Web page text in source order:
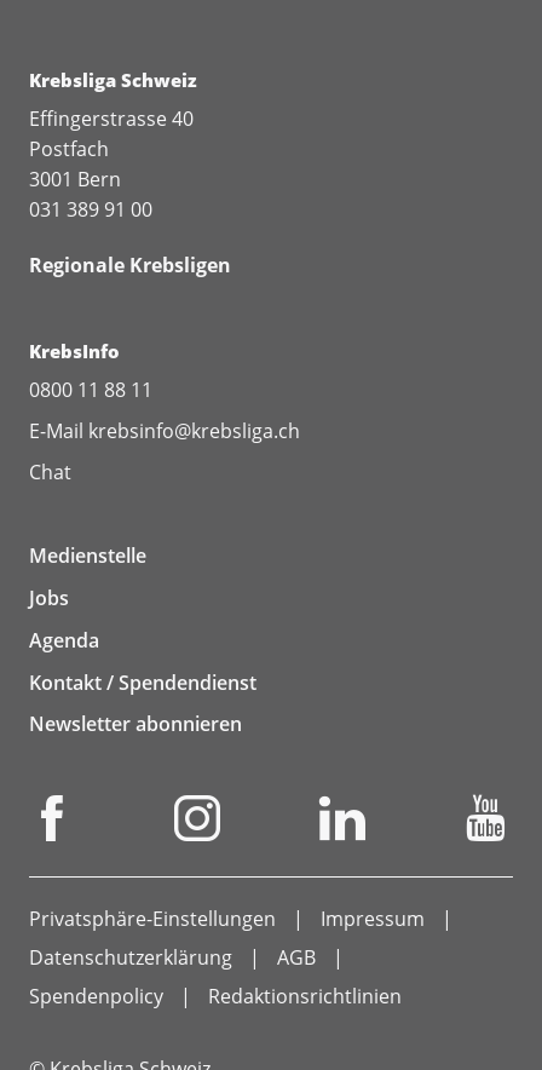
Krebsliga Schweiz
Effingerstrasse 40
Postfach
3001 Bern
031 389 91 00
Regionale Krebsligen
KrebsInfo
0800 11 88 11
E-Mail krebsinfo@krebsliga.ch
Chat
Medienstelle
Jobs
Agenda
Kontakt / Spendendienst
Newsletter abonnieren
Privatsphäre-Einstellungen
Impressum
Datenschutzerklärung
AGB
Spendenpolicy
Redaktionsrichtlinien